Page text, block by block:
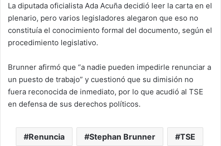
La diputada oficialista Ada Acuña decidió leer la carta en el
plenario, pero varios legisladores alegaron que eso no
constituía el conocimiento formal del documento, según el
procedimiento legislativo.
Brunner afirmó que “a nadie pueden impedirle renunciar a
un puesto de trabajo” y cuestionó que su dimisión no
fuera reconocida de inmediato, por lo que acudió al TSE
en defensa de sus derechos políticos.
Renuncia Stephan Brunner TSE